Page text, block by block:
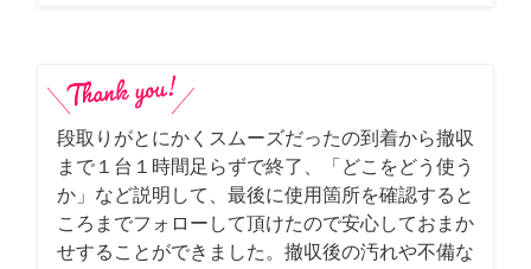
段取りがとにかくスムーズだったの到着から撤収
まで１台１時間足らずで終了、「どこをどう使う
か」など説明して、最後に使用箇所を確認すると
ころまでフォローして頂けたので安心しておまか
せすることができました。撤収後の汚れや不備な